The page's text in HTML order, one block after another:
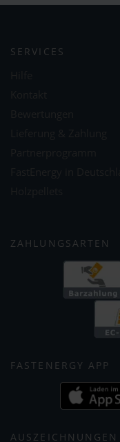
SERVICES
ZAHLUNGSARTEN
FASTENERGY APP
AUSZEICHNUNGEN